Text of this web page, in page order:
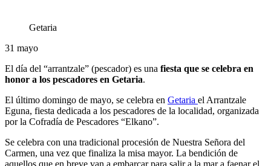
Getaria
31 mayo
El día del “arrantzale” (pescador) es una fiesta que se celebra en
honor a los pescadores en Getaria.
El último domingo de mayo, se celebra en Getaria el Arrantzale
Eguna, fiesta dedicada a los pescadores de la localidad, organizada
por la Cofradía de Pescadores “Elkano”.
Se celebra con una tradicional procesión de Nuestra Señora del
Carmen, una vez que finaliza la misa mayor. La bendición de
aquellos que en breve van a embarcar para salir a la mar a faenar el